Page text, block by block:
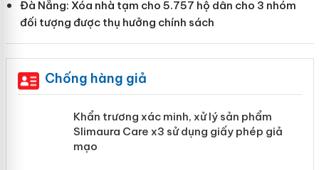
Đà Nẵng: Xóa nhà tạm cho 5.757 hộ dân cho 3 nhóm
đối tượng được thụ hưởng chính sách
Chống hàng giả
Khẩn trương xác minh, xử lý sản phẩm
Slimaura Care x3 sử dụng giấy phép giả
mạo